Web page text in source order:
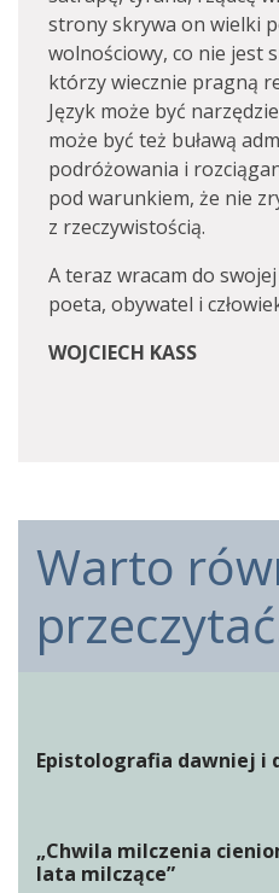
strony skrywa on wielki
wolnościowy, co nie jest
którzy wiecznie pragną
Język może być
może być też buławą
podróżowania i
pod warunkiem, że nie
z rzeczywistością.
A teraz wracam do
poeta, obywatel i
WOJCIECH KASS
Warto
Epistolografia dawniej i
„Chwila milczenia
lata milczące”